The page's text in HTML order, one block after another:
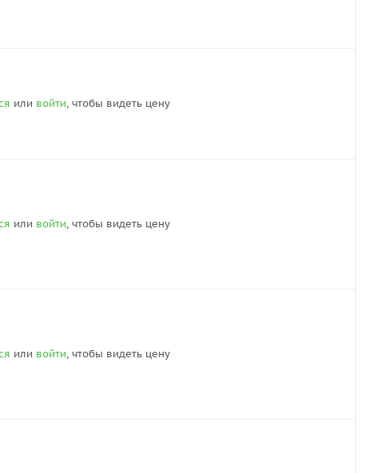
или войти, чтобы видеть цену
или войти, чтобы видеть цену
или войти, чтобы видеть цену